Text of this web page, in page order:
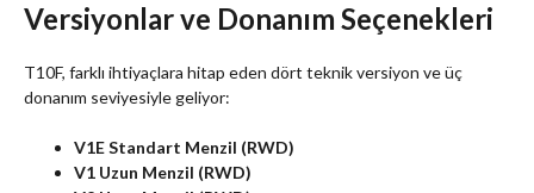
Versiyonlar ve Donanım Seçenekleri
T10F, farklı ihtiyaçlara hitap eden dört teknik versiyon ve üç
donanım seviyesiyle geliyor:
V1E Standart Menzil (RWD)
V1 Uzun Menzil (RWD)